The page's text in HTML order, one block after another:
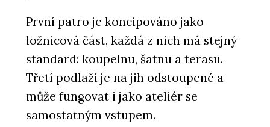
První patro je koncipováno jako
ložnicová část, každá z nich má stejný
standard: koupelnu, šatnu a terasu.
Třetí podlaží je na jih odstoupené a
může fungovat i jako ateliér se
samostatným vstupem.